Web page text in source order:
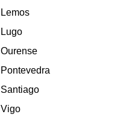
Lemos
Lugo
Ourense
Pontevedra
Santiago
Vigo